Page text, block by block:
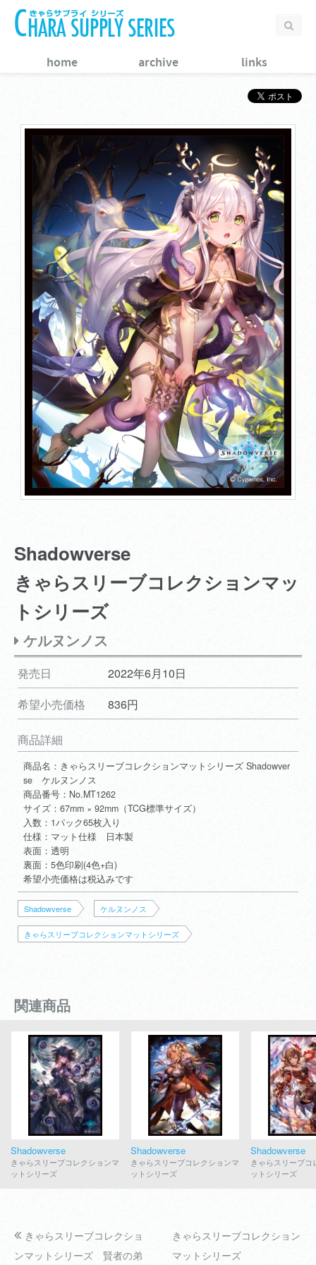
home archive links
Shadowverse
きゃらスリーブコレクションマッ
トシリーズ
ケルヌンノス
発売日
2022年6月10日
希望小売価格
836円
商品詳細
商品名：きゃらスリーブコレクションマットシリーズ Shadowver
se ケルヌンノス
商品番号：No.MT1262
サイズ：67mm × 92mm（TCG標準サイズ）
入数：1パック65枚入り
仕様：マット仕様 日本製
表面：透明
裏面：5色印刷(4色+白)
希望小売価格は税込みです
Shadowverse ケルヌンノス
きゃらスリーブコレクションマットシリーズ
関連商品
Shadowverse
きゃらスリーブコレクションマ
ットシリーズ
Shadowverse
きゃらスリーブコレクションマ
ットシリーズ
Shadowverse
きゃらスリーブコ
ットシリーズ
きゃらスリーブコレクショ
ンマットシリーズ 賢者の弟
きゃらスリーブコレクション
マットシリーズ